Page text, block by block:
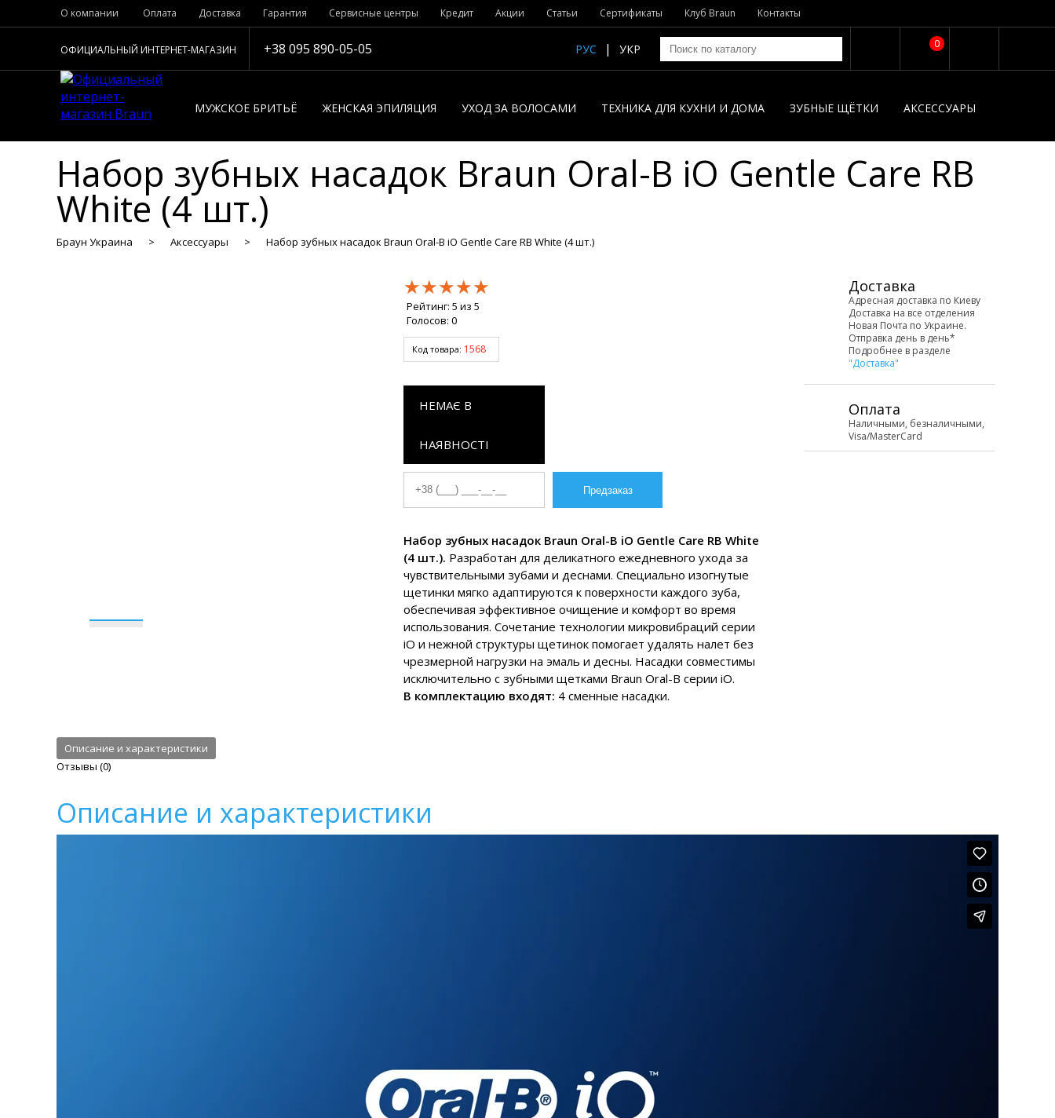
О компании Оплата Доставка Гарантия Сервисные центры Кредит Акции Статьи Сертификаты Клуб Braun Контакты
ОФИЦИАЛЬНЫЙ ИНТЕРНЕТ-МАГАЗИН +38 095 890-05-05 0
РУС УКР
МУЖСКОЕ БРИТЬЁ ЖЕНСКАЯ ЭПИЛЯЦИЯ УХОД ЗА ВОЛОСАМИ ТЕХНИКА ДЛЯ КУХНИ И ДОМА ЗУБНЫЕ ЩЁТКИ АКСЕССУАРЫ
Набор зубных насадок Braun Oral-B iO Gentle Care RB
White (4 шт.)
Браун Украина Аксессуары Набор зубных насадок Braun Oral-B iO Gentle Care RB White (4 шт.)
★★★★★
★★★★★
★★★★★
Рейтинг: 5 из 5
Голосов: 0
Код товара: 1568
НЕМАЄ В
НАЯВНОСТІ
Набор зубных насадок Braun Oral-B iO Gentle Care RB White
(4 шт.). Разработан для деликатного ежедневного ухода за
чувствительными зубами и деснами. Специально изогнутые
щетинки мягко адаптируются к поверхности каждого зуба,
обеспечивая эффективное очищение и комфорт во время
использования. Сочетание технологии микровибраций серии
iO и нежной структуры щетинок помогает удалять налет без
чрезмерной нагрузки на эмаль и десны. Насадки совместимы
исключительно с зубными щетками Braun Oral-B серии iO.
В комплектацию входят: 4 сменные насадки.
Доставка
Адресная доставка по Киеву
Доставка на все отделения
Новая Почта по Украине.
Отправка день в день*
Подробнее в разделе
"Доставка"
Оплата
Наличными, безналичными,
Visa/MasterCard
Описание и характеристики
Отзывы (0)
Описание и характеристики